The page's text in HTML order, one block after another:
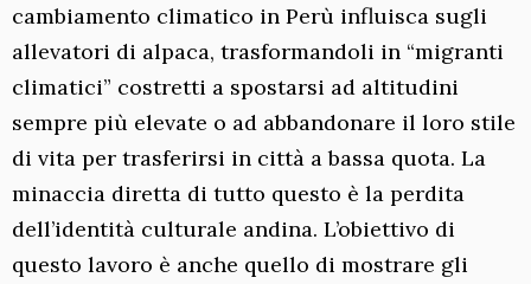
cambiamento climatico in Perù influisca sugli
allevatori di alpaca, trasformandoli in “migranti
climatici” costretti a spostarsi ad altitudini
sempre più elevate o ad abbandonare il loro stile
di vita per trasferirsi in città a bassa quota. La
minaccia diretta di tutto questo è la perdita
dell’identità culturale andina. L’obiettivo di
questo lavoro è anche quello di mostrare gli